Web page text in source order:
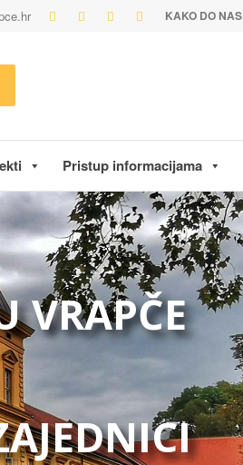
KAKO DO NAS
Pristup informacijama
VRAPČE